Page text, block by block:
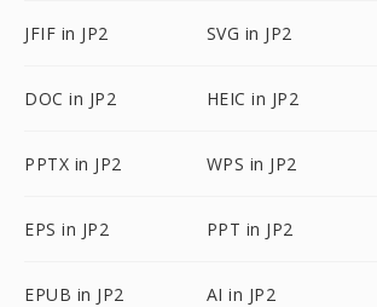
JFIF in JP2 SVG in JP2
DOC in JP2 HEIC in JP2
PPTX in JP2 WPS in JP2
EPS in JP2 PPT in JP2
EPUB in JP2 AI in JP2